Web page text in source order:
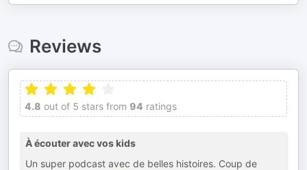
Reviews
4.8 out of 5 stars from 94 ratings
À écouter avec vos kids
Un super podcast avec de belles histoires. Coup de